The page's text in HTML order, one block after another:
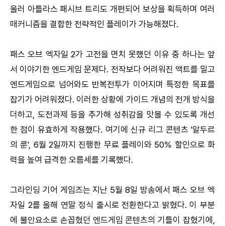
울러 아틀라스 패시브 트리도 개편되어 보상을 획득하며 여러
매커니즘을 결합한 전략적인 플레이가 가능해졌다.
패스 오브 엑자일 2가 고전을 면치 못했던 이유 중 하나는 앞
서 이야기한 엔드게임 문제다. 전작보다 어려워진 액트를 밀고
엔드게임으로 넘어와도 반복전투가 이어지며 특정한 목표를
잡기가 어려워졌다. 이러한 상황에 가이드 개념의 전개 방식을
더하고, 도전과제 등을 추가해 성취감을 맛볼 수 있도록 개선
한 점이 유효하게 작용했다. 여기에 신규 리그 콘텐츠 '알두르
의 룬', 6월 2일까지 진행한 무료 플레이와 50% 할인으로 화
력을 높여 급격한 오름세를 기록했다.
그라인딩 기어 게임즈는 지난 5월 8일 방송에서 패스 오브 엑
자일 2를 올해 연말 정식 출시로 전환한다고 밝혔다. 이 부분
에 불안요소로 손꼽혔던 엔드게임 콘텐츠의 기틀이 잡혔기에,